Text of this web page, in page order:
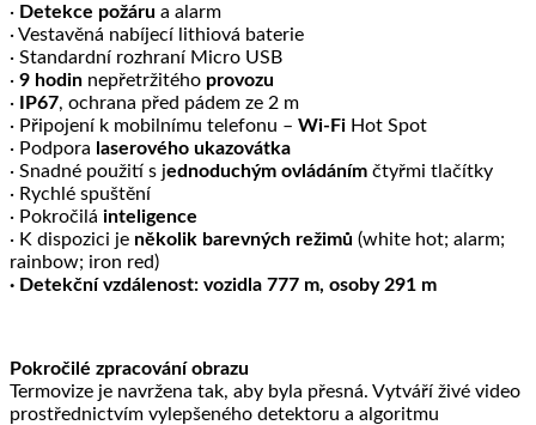
· Detekce požáru a alarm
· Vestavěná nabíjecí lithiová baterie
· Standardní rozhraní Micro USB
· 9 hodin nepřetržitého provozu
· IP67, ochrana před pádem ze 2 m
· Připojení k mobilnímu telefonu – Wi-Fi Hot Spot
· Podpora laserového ukazovátka
· Snadné použití s ​​jednoduchým ovládáním čtyřmi tlačítky
· Rychlé spuštění
· Pokročilá inteligence
· K dispozici je několik barevných režimů (white hot; alarm;
rainbow; iron red)
· Detekční vzdálenost: vozidla 777 m, osoby 291 m
Pokročilé zpracování obrazu
Termovize je navržena tak, aby byla přesná. Vytváří živé video
prostřednictvím vylepšeného detektoru a algoritmu